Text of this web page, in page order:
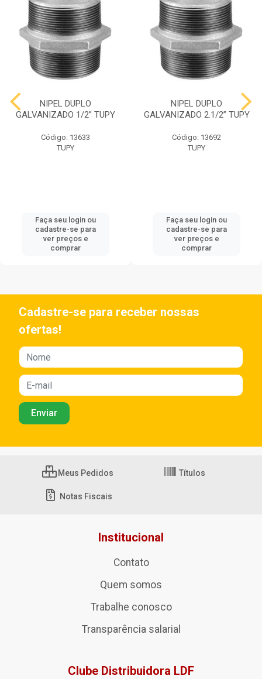
NIPEL DUPLO
GALVANIZADO 1/2” TUPY
Código: 13633
TUPY
Faça seu login ou
cadastre-se para
ver preços e
comprar
NIPEL DUPLO
GALVANIZADO 2.1/2” TUPY
Código: 13692
TUPY
Faça seu login ou
cadastre-se para
ver preços e
comprar
Cadastre-se para receber nossas
ofertas!
Meus Pedidos Títulos
Notas Fiscais
Institucional
Contato
Quem somos
Trabalhe conosco
Transparência salarial
Clube Distribuidora LDF